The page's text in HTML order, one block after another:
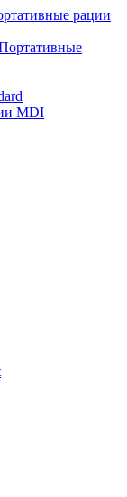
рации
MDI